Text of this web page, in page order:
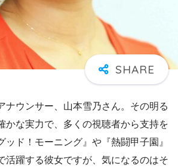
ナウンサー、山本雪乃さん。その明る
かな実力で、多くの視聴者から支持を
ッド！モーニング』や『熱闘甲子園』
活躍する彼女ですが、気になるのはそ